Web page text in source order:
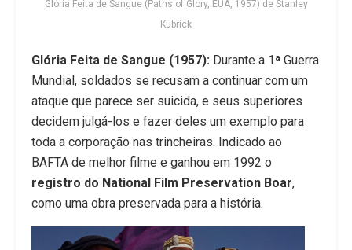
Glória Feita de Sangue (Paths of Glory, EUA, 1957) de Stanley
Kubrick
Glória Feita de Sangue (1957): Durante a 1ª Guerra
Mundial, soldados se recusam a continuar com um
ataque que parece ser suicida, e seus superiores
decidem julgá-los e fazer deles um exemplo para
toda a corporação nas trincheiras. Indicado ao
BAFTA de melhor filme e ganhou em 1992 o
registro do National Film Preservation Boar,
como uma obra preservada para a história.